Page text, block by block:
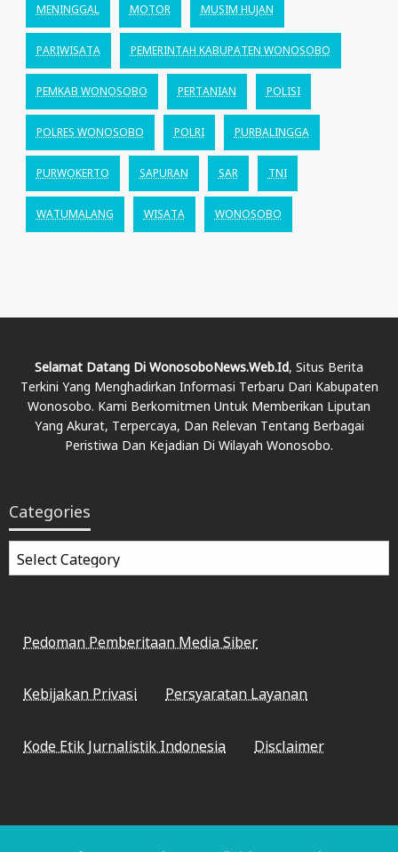
MENINGGAL MOTOR MUSIM HUJAN
PARIWISATA PEMERINTAH KABUPATEN WONOSOBO
PEMKAB WONOSOBO PERTANIAN POLISI
POLRES WONOSOBO POLRI PURBALINGGA
PURWOKERTO SAPURAN SAR TNI
WATUMALANG WISATA WONOSOBO
Selamat Datang Di WonosoboNews.web.id, Situs Berita
Terkini Yang Menghadirkan Informasi Terbaru Dari Kabupaten
Wonosobo. Kami Berkomitmen Untuk Memberikan Liputan
Yang Akurat, Terpercaya, Dan Relevan Tentang Berbagai
Peristiwa Dan Kejadian Di Wilayah Wonosobo.
Categories
Categories
Pedoman Pemberitaan Media Siber
Kebijakan Privasi Persyaratan Layanan
Kode Etik Jurnalistik Indonesia Disclaimer